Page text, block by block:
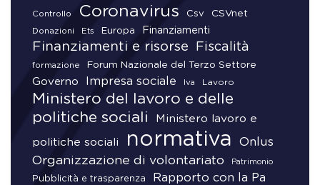
Controllo Coronavirus Csv CSVnet
Donazioni Ets Europa Finanziamenti
Finanziamenti e risorse Fiscalità
formazione Forum Nazionale del Terzo Settore
Governo Impresa sociale Iva Lavoro
Ministero del lavoro e delle
politiche sociali
Ministero lavoro e
politiche sociali normativa Onlus
Organizzazione di volontariato Patrimonio
Pubblicità e trasparenza Rapporto con la Pa